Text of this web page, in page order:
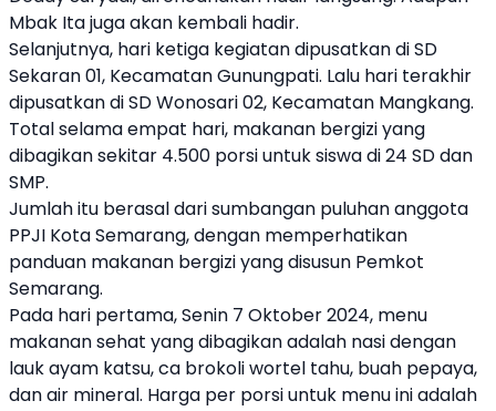
Mbak Ita juga akan kembali hadir.
Selanjutnya, hari ketiga kegiatan dipusatkan di SD
Sekaran 01, Kecamatan Gunungpati. Lalu hari terakhir
dipusatkan di SD Wonosari 02, Kecamatan Mangkang.
Total selama empat hari, makanan bergizi yang
dibagikan sekitar 4.500 porsi untuk siswa di 24 SD dan
SMP.
Jumlah itu berasal dari sumbangan puluhan anggota
PPJI Kota Semarang, dengan memperhatikan
panduan makanan bergizi yang disusun Pemkot
Semarang.
Pada hari pertama, Senin 7 Oktober 2024, menu
makanan sehat yang dibagikan adalah nasi dengan
lauk ayam katsu, ca brokoli wortel tahu, buah pepaya,
dan air mineral. Harga per porsi untuk menu ini adalah